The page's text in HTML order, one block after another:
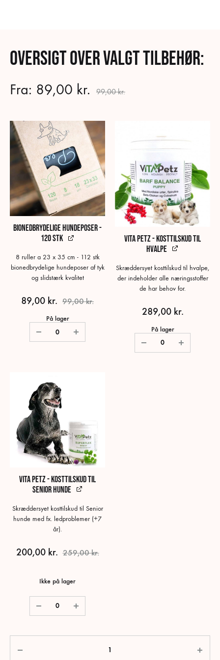
Oversigt over valgt tilbehør:
Fra: 89,00 kr. 99,00kr.
Bionedbrydelige Hundeposer -
120 stk
8 ruller a 23 x 35 cm - 112 stk
bionedbrydelige hundeposer af tyk
og slidstærk kvalitet
89,00 kr. 99,00kr.
På lager
Vita Petz - Kosttilskud til
hvalpe
Skræddersyet kosttilskud til hvalpe,
der indeholder alle næringsstoffer
de har behov for.
289,00 kr.
På lager
Vita Petz - Kosttilskud til
Senior hunde
Skræddersyet kosttilskud til Senior
hunde med fx. ledproblemer (+7
år).
200,00 kr. 259,00kr.
Ikke på lager